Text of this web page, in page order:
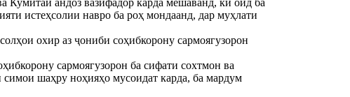
истеҳсолии навро ба роҳ мондаанд, дар муҳлати
охир аз ҷониби соҳибкорону сармоягузорон
сармоягузорон ба сифати сохтмон ва
шаҳру ноҳияҳо мусоидат карда, ба мардум